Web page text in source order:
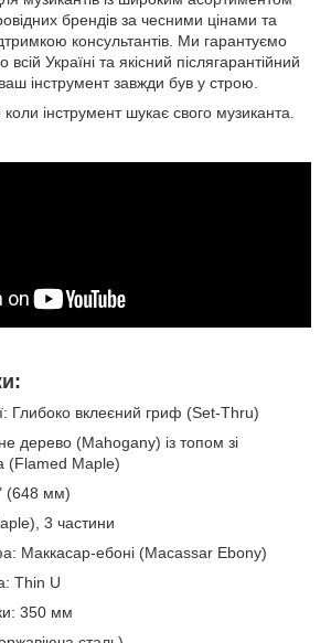
брендів за чесними цінами та
консультантів. Ми гарантуємо
Україні та якісний післягарантійний
інструмент завжди був у строю.
інструмент шукає свого музиканта.
Глибоко вклеєний гриф (Set-Thru)
дерево (Mahogany) із топом зі
(Flamed Maple)
(648 мм)
3 частини
Маккасар-ебоні (Macassar Ebony)
Thin U
350 мм